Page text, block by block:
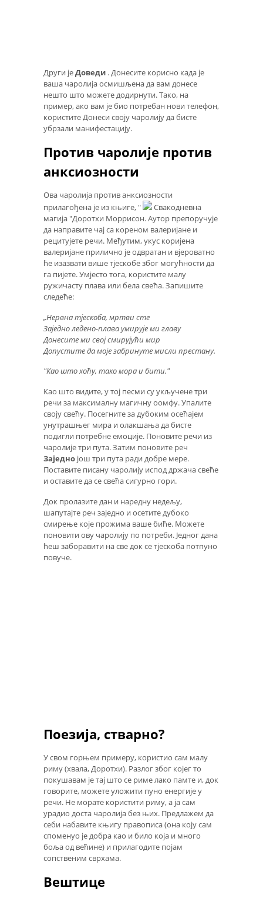
Други јеДоведи . Донесите корисно када је
ваша чаролија осмишљена да вам донесе
нешто што можете додирнути. Тако, на
пример, ако вам је био потребан нови телефон,
користите Донеси своју чаролију да бисте
убрзали манифестацију.
Против чаролије против
анксиозности
Ова чаролија против анксиозности
прилагођена је из књиге, "
Свакодневна
магија "Доротхи Моррисон. Аутор препоручује
да направите чај са кореном валеријане и
рецитујете речи. Међутим, укус коријена
валеријане прилично је одвратан и вјероватно
ће изазвати више тјескобе због могућности да
га пијете. Умјесто тога, користите малу
ружичасту плава или бела свећа. Запишите
следеће:
„Нервна тјескоба, мртви сте
Заједно ледено-плава умирује ми главу
Донесите ми свој смирујући мир
Допустите да моје забринуте мисли престану.
"Као што хоћу, тако мора и бити."
Као што видите, у тој песми су укључене три
речи за максималну магичну оомфу. Упалите
своју свећу. Посегните за дубоким осећајем
унутрашњег мира и олакшања да бисте
подигли потребне емоције. Поновите речи из
чаролије три пута. Затим поновите реч
Заједно још три пута ради добре мере.
Поставите писану чаролију испод држача свеће
и оставите да се свећа сигурно гори.
Док пролазите дан и наредну недељу,
шапутајте реч заједно и осетите дубоко
смирење које прожима ваше биће. Можете
поновити ову чаролију по потреби. Једног дана
ћеш заборавити на све док се тјескоба потпуно
повуче.
Поезија, стварно?
У свом горњем примеру, користио сам малу
риму (хвала, Доротхи). Разлог због којег то
покушавам је тај што се риме лако памте и, док
говорите, можете уложити пуно енергије у
речи. Не морате користити риму, а ја сам
урадио доста чаролија без њих. Предлажем да
себи набавите књигу правописа (она коју сам
споменуо је добра као и било која и много
боља од већине) и прилагодите појам
сопственим сврхама.
Вештице